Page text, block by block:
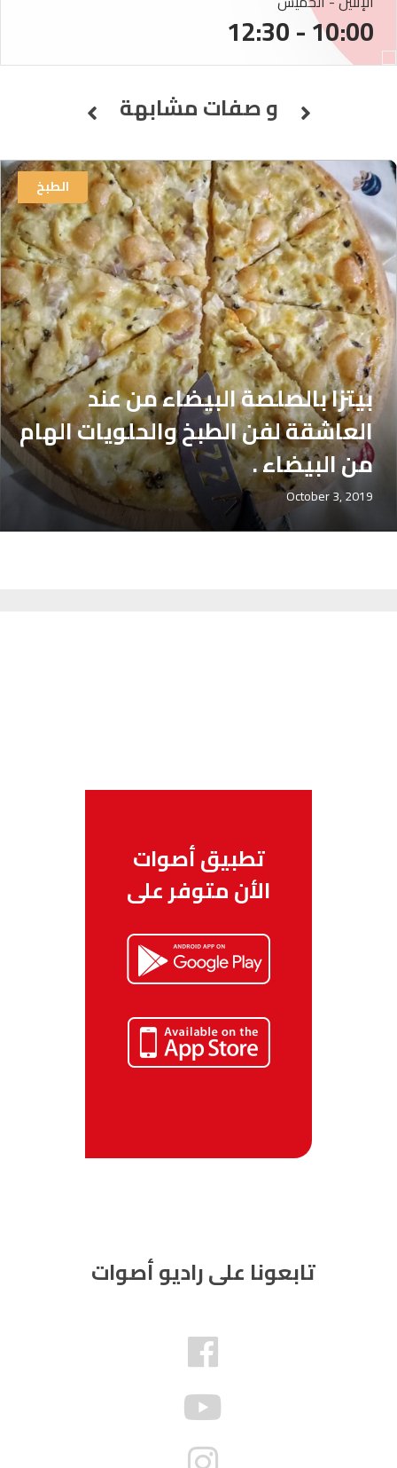
10:00 - 12:30
و صفات مشابهة
بيتزا بالصلصة البيضاء من عند
العاشقة لفن الطبخ والحلويات الهام
من البيضاء .
October 3, 2019
الطبخ
تطبيق أصوات
الأن متوفر على
تابعونا على راديو أصوات